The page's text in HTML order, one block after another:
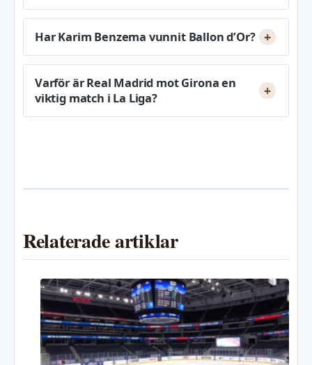
Har Karim Benzema vunnit Ballon d’Or?
Varför är Real Madrid mot Girona en
viktig match i La Liga?
Relaterade artiklar